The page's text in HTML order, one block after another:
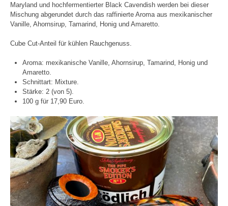
Maryland und hochfermentierter Black Cavendish werden bei dieser
Mischung abgerundet durch das raffinierte Aroma aus mexikanischer
Vanille, Ahornsirup, Tamarind, Honig und Amaretto.
Cube Cut-Anteil für kühlen Rauchgenuss.
Aroma: mexikanische Vanille, Ahornsirup, Tamarind, Honig und
Amaretto.
Schnittart: Mixture.
Stärke: 2 (von 5).
100 g für 17,90 Euro.